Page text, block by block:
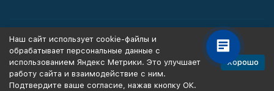
Информация
Наш сайт использует cookie-файлы и
обрабатывает персональные данные с
использованием Яндекс Метрики. Это улучшает
работу сайта и взаимодействие с ним.
Подтвердите ваше согласие, нажав кнопку ОК.
Хорошо